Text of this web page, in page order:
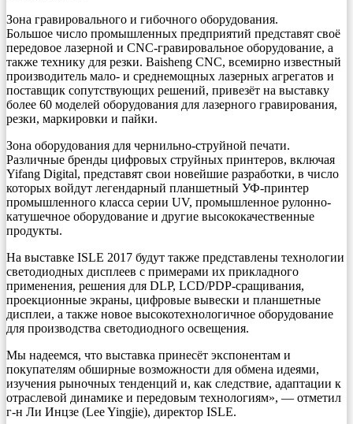
Зона гравировального и гибочного оборудования.
Большое число промышленных предприятий представят своё
передовое лазерной и CNC-гравировальное оборудование, а
также технику для резки. Baisheng CNC, всемирно известный
производитель мало- и среднемощных лазерных агрегатов и
поставщик сопутствующих решений, привезёт на выставку
более 60 моделей оборудования для лазерного гравирования,
резки, маркировки и пайки.
Зона оборудования для чернильно-струйной печати.
Различные бренды цифровых струйных принтеров, включая
Yifang Digital, представят свои новейшие разработки, в число
которых войдут легендарный планшетный УФ-принтер
промышленного класса серии UV, промышленное рулонно-
катушечное оборудование и другие высококачественные
продукты.
На выставке ISLE 2017 будут также представлены технологии
светодиодных дисплеев с примерами их прикладного
применения, решения для DLP, LCD/PDP-сращивания,
проекционные экраны, цифровые вывески и планшетные
дисплеи, а также новое высокотехнологичное оборудование
для производства светодиодного освещения.
Мы надеемся, что выставка принесёт экспонентам и
покупателям обширные возможности для обмена идеями,
изучения рыночных тенденций и, как следствие, адаптации к
отраслевой динамике и передовым технологиям», — отметил
г-н Ли Инцзе (Lee Yingjie), директор ISLE.